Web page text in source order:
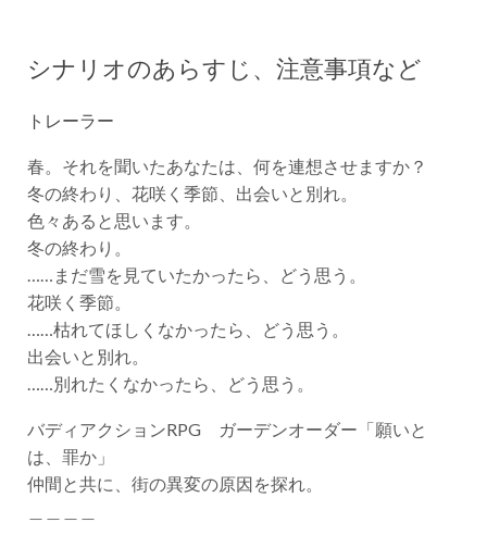
シナリオのあらすじ、注意事項など
トレーラー
春。それを聞いたあなたは、何を連想させますか？
冬の終わり、花咲く季節、出会いと別れ。
色々あると思います。
冬の終わり。
……まだ雪を見ていたかったら、どう思う。
花咲く季節。
……枯れてほしくなかったら、どう思う。
出会いと別れ。
……別れたくなかったら、どう思う。
バディアクションRPG ガーデンオーダー「願いと
は、罪か」
仲間と共に、街の異変の原因を探れ。